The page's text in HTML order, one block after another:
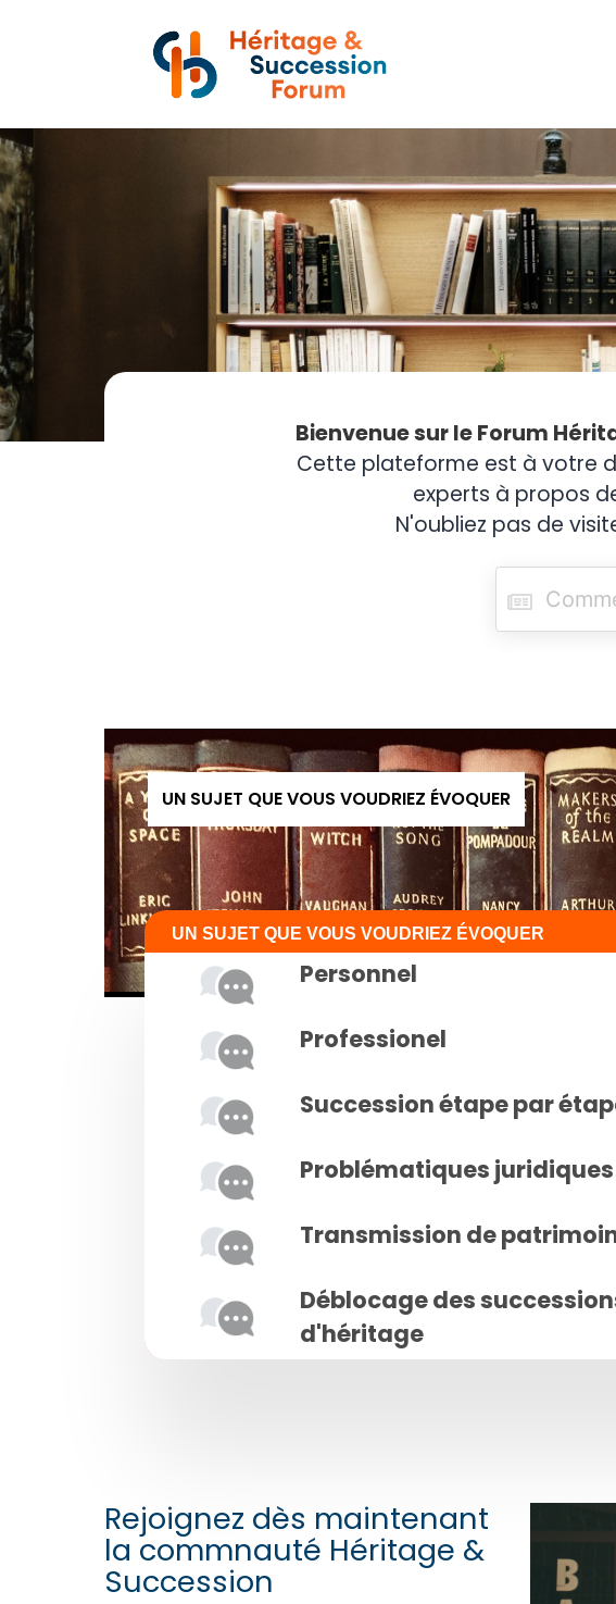
Bienvenue sur le Forum
Cette plateforme est à votre
experts à propos
N'oubliez pas de
UN SUJET QUE VOUS VOUDRIEZ ÉVOQUER
UN SUJET QUE VOUS VOUDRIEZ ÉVOQUER
Personnel
Professionel
Succession étape par
Problématiques
Transmission de
Déblocage des
d'héritage
Rejoignez dès maintenant
la commnauté Héritage &
Succession